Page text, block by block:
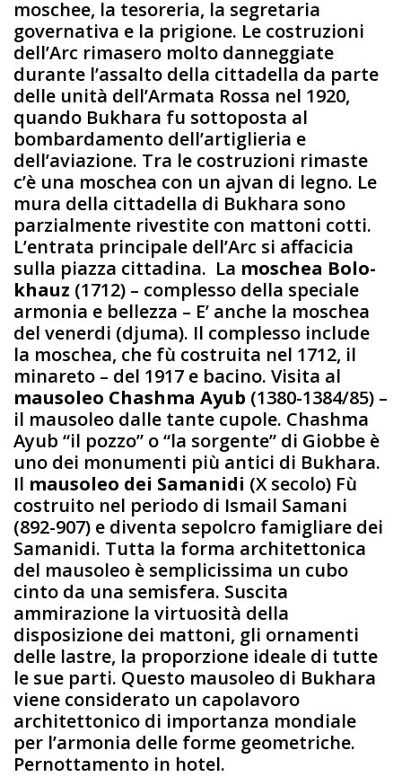
moschee, la tesoreria, la segretaria
governativa e la prigione. Le costruzioni
dell’Arc rimasero molto danneggiate
durante l’assalto della cittadella da parte
delle unità dell’Armata Rossa nel 1920,
quando Bukhara fu sottoposta al
bombardamento dell’artiglieria e
dell’aviazione. Tra le costruzioni rimaste
c’è una moschea con un ajvan di legno. Le
mura della cittadella di Bukhara sono
parzialmente rivestite con mattoni cotti.
L’entrata principale dell’Arc si affacicia
sulla piazza cittadina. La moschea Bolo-
khauz (1712) – complesso della speciale
armonia e bellezza – E’ anche la moschea
del venerdi (djuma). Il complesso include
la moschea, che fù costruita nel 1712, il
minareto – del 1917 e bacino. Visita al
mausoleo Chashma Ayub (1380-1384/85) –
il mausoleo dalle tante cupole. Chashma
Ayub “il pozzo” o “la sorgente” di Giobbe è
uno dei monumenti più antici di Bukhara.
Il mausoleo dei Samanidi (X secolo) Fù
costruito nel periodo di Ismail Samani
(892-907) e diventa sepolcro famigliare dei
Samanidi. Tutta la forma architettonica
del mausoleo è semplicissima un cubo
cinto da una semisfera. Suscita
ammirazione la virtuosità della
disposizione dei mattoni, gli ornamenti
delle lastre, la proporzione ideale di tutte
le sue parti. Questo mausoleo di Bukhara
viene considerato un capolavoro
architettonico di importanza mondiale
per l’armonia delle forme geometriche.
Pernottamento in hotel.